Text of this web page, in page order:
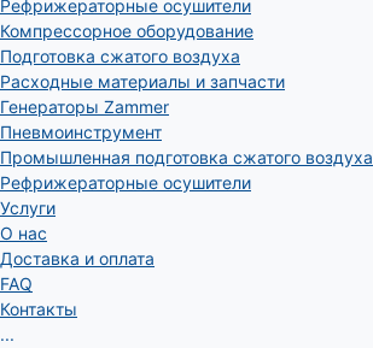
Рефрижераторные осушители
Компрессорное оборудование
Подготовка сжатого воздуха
Расходные материалы и запчасти
Генераторы Zammer
Пневмоинструмент
Промышленная подготовка сжатого воздуха
Рефрижераторные осушители
Услуги
О нас
Доставка и оплата
FAQ
Контакты
...